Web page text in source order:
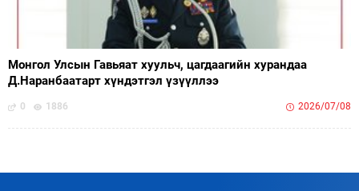
Монгол Улсын Гавьяат хуульч, цагдаагийн хурандаа
Д.Наранбаатарт хүндэтгэл үзүүллээ
0 1886 2026/07/08